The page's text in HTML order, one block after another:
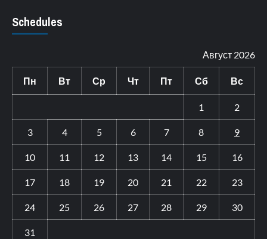
Schedules
Август 2026
Пн Вт Ср Чт Пт Сб Вс
1 2
3 4 5 6 7 8 9
10 11 12 13 14 15 16
17 18 19 20 21 22 23
24 25 26 27 28 29 30
31